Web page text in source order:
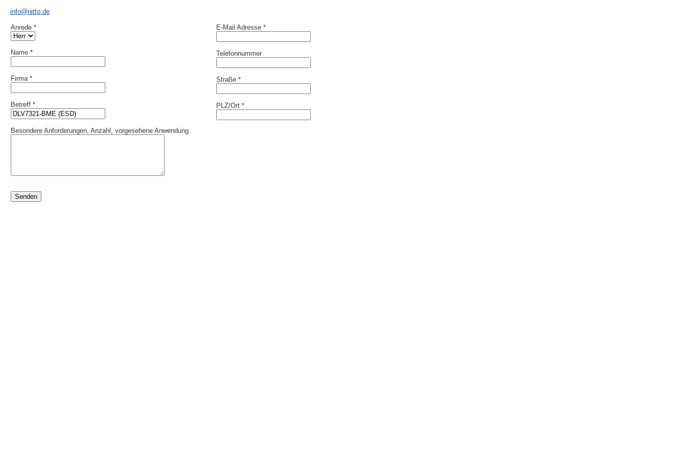
info@nitto.de
Anrede *
Name *
Firma *
Betreff *
Besondere Anforderungen, Anzahl, vorgesehene Anwendung
Senden
E-Mail Adresse *
Telefonnummer
Straße *
PLZ/Ort *